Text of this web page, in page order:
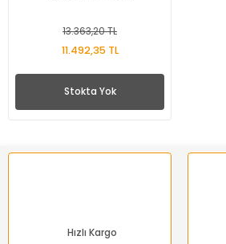
13.363,20 TL
11.492,35 TL
Stokta Yok
Hızlı Kargo